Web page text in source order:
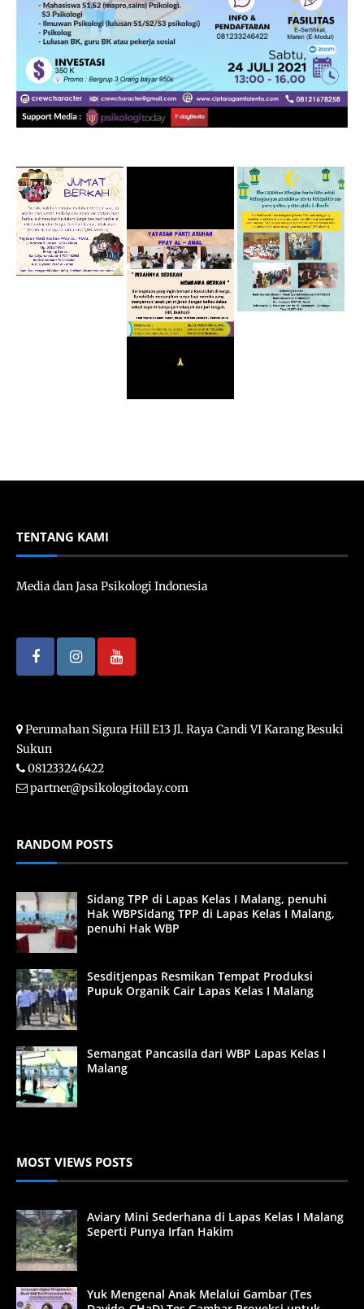
TENTANG KAMI
Media dan Jasa Psikologi Indonesia
Perumahan Sigura Hill E13 Jl. Raya Candi VI Karang Besuki
Sukun
081233246422
partner@psikologitoday.com
RANDOM POSTS
Sidang TPP di Lapas Kelas I Malang, penuhi
Hak WBPSidang TPP di Lapas Kelas I Malang,
penuhi Hak WBP
Sesditjenpas Resmikan Tempat Produksi
Pupuk Organik Cair Lapas Kelas I Malang
Semangat Pancasila dari WBP Lapas Kelas I
Malang
MOST VIEWS POSTS
Aviary Mini Sederhana di Lapas Kelas I Malang
Seperti Punya Irfan Hakim
Yuk Mengenal Anak Melalui Gambar (Tes